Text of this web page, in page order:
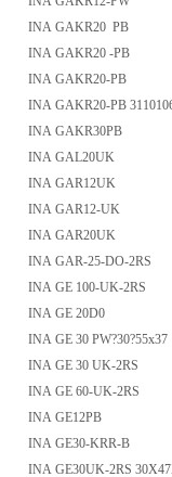
INA GAKR20 PB
INA GAKR20 -PB
INA GAKR20-PB
INA GAKR20-PB
INA GAKR30PB
INA GAL20UK
INA GAR12UK
INA GAR12-UK
INA GAR20UK
INA GAR-25-DO-2RS
INA GE 100-UK-2RS
INA GE 20D0
INA GE 30 PW?30?55x37
INA GE 30 UK-2RS
INA GE 60-UK-2RS
INA GE12PB
INA GE30-KRR-B
INA GE30UK-2RS